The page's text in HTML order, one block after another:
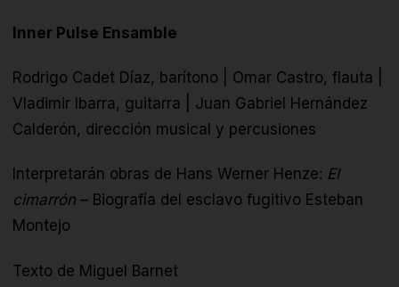
Inner Pulse Ensamble
Rodrigo Cadet Díaz, barítono | Omar Castro, flauta |
Vladimir Ibarra, guitarra | Juan Gabriel Hernández
Calderón, dirección musical y percusiones
Interpretarán obras de Hans Werner Henze: El
cimarrón – Biografía del esclavo fugitivo Esteban
Montejo
Texto de Miguel Barnet